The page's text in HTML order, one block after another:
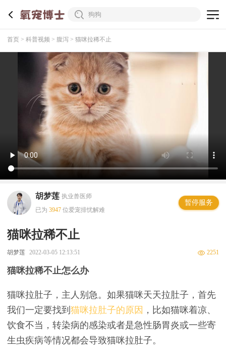
首页 科普视频 腹泻 猫咪拉稀不止
胡梦莲 执业兽医师
已为 3947 位爱宠排忧解难
暂停服务
猫咪拉稀不止
胡梦莲 2022-03-05 12:13:51 2251
猫咪拉稀不止怎么办
猫咪拉肚子，主人别急。如果猫咪天天拉肚子，首先
我们一定要找到 猫咪拉肚子的原因 ，比如猫咪着凉、
饮食不当，转染病的感染或者是急性肠胃炎或一些寄
生虫疾病等情况都会导致猫咪拉肚子。